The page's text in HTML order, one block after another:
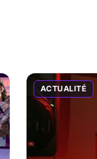
ACTUALITÉ